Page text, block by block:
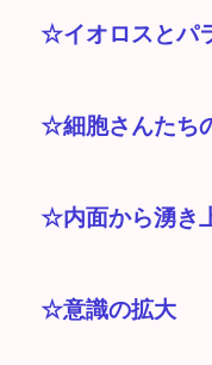
☆イオロスとパ
☆細胞さんたち
☆内面から湧き
☆意識の拡大